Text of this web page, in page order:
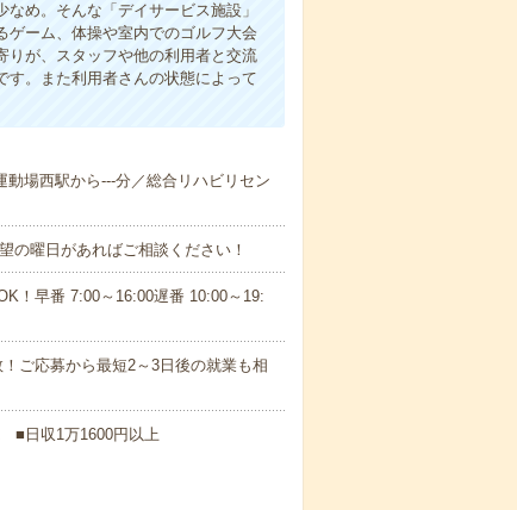
め。そんな「デイサービス施設」
ゲーム、体操や室内でのゴルフ大会
りが、スタッフや他の利用者と交流
す。また利用者さんの状態によって
場西駅から---分／総合リハビリセン
の曜日があればご相談ください！
！早番 7:00～16:00遅番 10:00～19:
ご応募から最短2～3日後の就業も相
日収1万1600円以上